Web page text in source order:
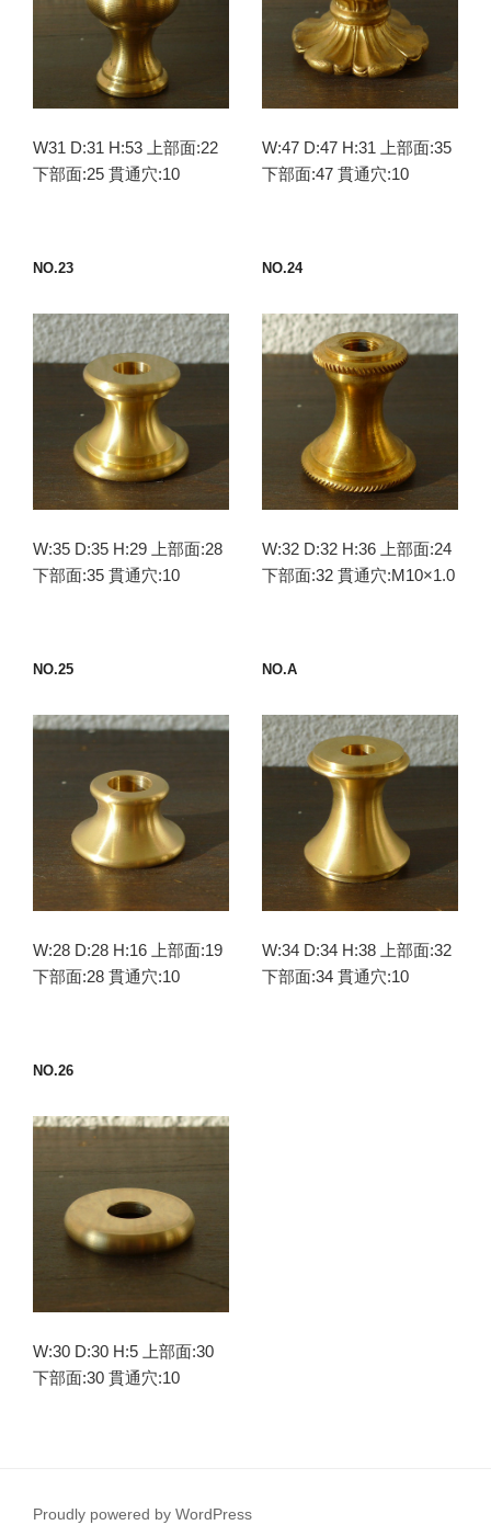
W31 D:31 H:53 上部面:22
下部面:25 貫通穴:10
W:47 D:47 H:31 上部面:35
下部面:47 貫通穴:10
NO.23
W:35 D:35 H:29 上部面:28
下部面:35 貫通穴:10
NO.24
W:32 D:32 H:36 上部面:24
下部面:32 貫通穴:M10×1.0
NO.25
W:28 D:28 H:16 上部面:19
下部面:28 貫通穴:10
NO.A
W:34 D:34 H:38 上部面:32
下部面:34 貫通穴:10
NO.26
W:30 D:30 H:5 上部面:30
下部面:30 貫通穴:10
Proudly powered by WordPress